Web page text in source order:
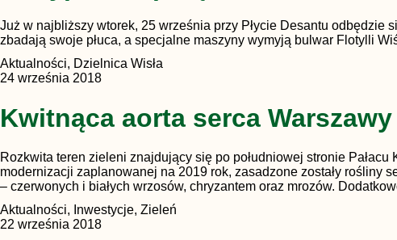
Już w najbliższy wtorek, 25 września przy Płycie Desantu odbędzie
zbadają swoje płuca, a specjalne maszyny wymyją bulwar Flotylli
Aktualności, Dzielnica Wisła
24 września 2018
Kwitnąca aorta serca Warszawy
Rozkwita teren zieleni znajdujący się po południowej stronie
modernizacji zaplanowanej na 2019 rok, zasadzone zostały rośliny
– czerwonych i białych wrzosów, chryzantem oraz mrozów.
Aktualności, Inwestycje, Zieleń
22 września 2018